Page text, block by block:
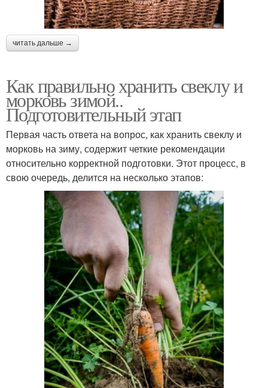
читать дальше →
Как правильно хранить свеклу и
морковь зимой..
Подготовительный этап
Первая часть ответа на вопрос, как хранить свеклу и
морковь на зиму, содержит четкие рекомендации
относительно корректной подготовки. Этот процесс, в
свою очередь, делится на несколько этапов: